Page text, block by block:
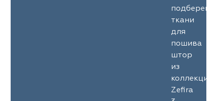
подберем
ткани
для
пошива
штор
из
Zefira